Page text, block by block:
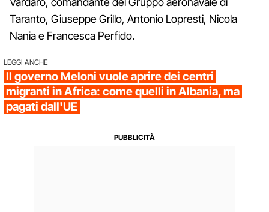
Taranto, Giuseppe Grillo, Antonio Lopresti, Nicola
Nania e Francesca Perfido.
LEGGI ANCHE
Il governo Meloni vuole aprire dei centri
migranti in Africa: come quelli in Albania, ma
pagati dall'UE